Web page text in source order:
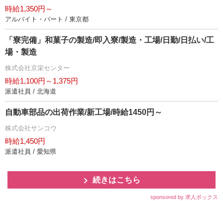
時給1,350円～
アルバイト・パート / 東京都
「寮完備」和菓子の製造/即入寮/製造・工場/日勤/日払い/工
場・製造
株式会社京栄センター
時給1,100円～1,375円
派遣社員 / 北海道
自動車部品の出荷作業/新工場/時給1450円～
株式会社サンコウ
時給1,450円
派遣社員 / 愛知県
続きはこちら
sponsored by 求人ボックス